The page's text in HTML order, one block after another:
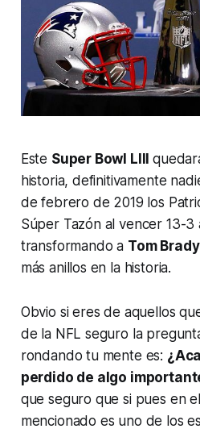
Este Super Bowl LIII
historia, definitivamente
de febrero de 2019 los
Súper Tazón al vencer 13-3
transformando a Tom Brady
más anillos en la historia.
Obvio si eres de aquellos
de la NFL seguro la
rondando tu mente es:
perdido de algo
que seguro que si pues en
mencionado es uno de los